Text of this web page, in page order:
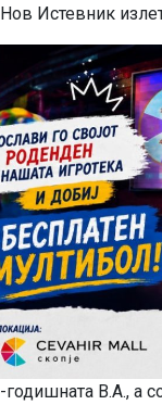
Истевник
В.А., а